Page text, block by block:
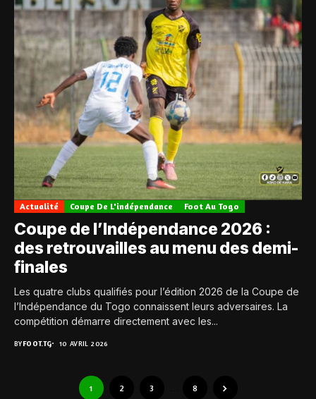
Actualité Coupe De L'indépendance Foot Au Togo
Coupe de l’Indépendance 2026 :
des retrouvailles au menu des demi-
finales
Les quatre clubs qualifiés pour l’édition 2026 de la Coupe de
l’Indépendance du Togo connaissent leurs adversaires. La
compétition démarre directement avec les...
BYFOOT.TG 10 AVRIL 2026
1 2 3 8